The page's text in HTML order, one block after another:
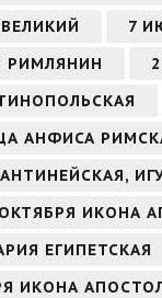
7
РИМЛЯНИН
АНФИСА
ИКОНА
ЕГИПЕТСКАЯ
ИКОНА